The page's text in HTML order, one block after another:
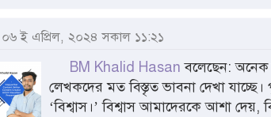
০৬ ই এপ্রিল, ২০২৪ সকাল ১১:২১
BM Khalid Hasan বলেছেন:
লেখকদের মত বিস্তৃত ভাবনা দেখা
‘বিশ্বাস।’ বিশ্বাস আমাদেরকে আশা